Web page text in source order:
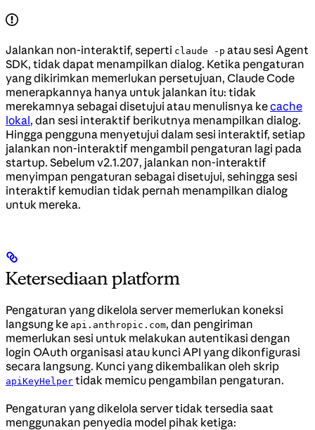
Jalankan non-interaktif, seperti claude -p atau sesi Agent
SDK, tidak dapat menampilkan dialog. Ketika pengaturan
yang dikirimkan memerlukan persetujuan, Claude Code
menerapkannya hanya untuk jalankan itu: tidak
merekamnya sebagai disetujui atau menulisnya kecache
lokal, dan sesi interaktif berikutnya menampilkan dialog.
Hingga pengguna menyetujui dalam sesi interaktif, setiap
jalankan non-interaktif mengambil pengaturan lagi pada
startup. Sebelum v2.1.207, jalankan non-interaktif
menyimpan pengaturan sebagai disetujui, sehingga sesi
interaktif kemudian tidak pernah menampilkan dialog
untuk mereka.
Ketersediaan platform
Pengaturan yang dikelola server memerlukan koneksi
langsung ke api.anthropic.com, dan pengiriman
memerlukan sesi untuk melakukan autentikasi dengan
login OAuth organisasi atau kunci API yang dikonfigurasi
secara langsung. Kunci yang dikembalikan oleh skrip
apiKeyHelper tidak memicu pengambilan pengaturan.
Pengaturan yang dikelola server tidak tersedia saat
menggunakan penyedia model pihak ketiga: